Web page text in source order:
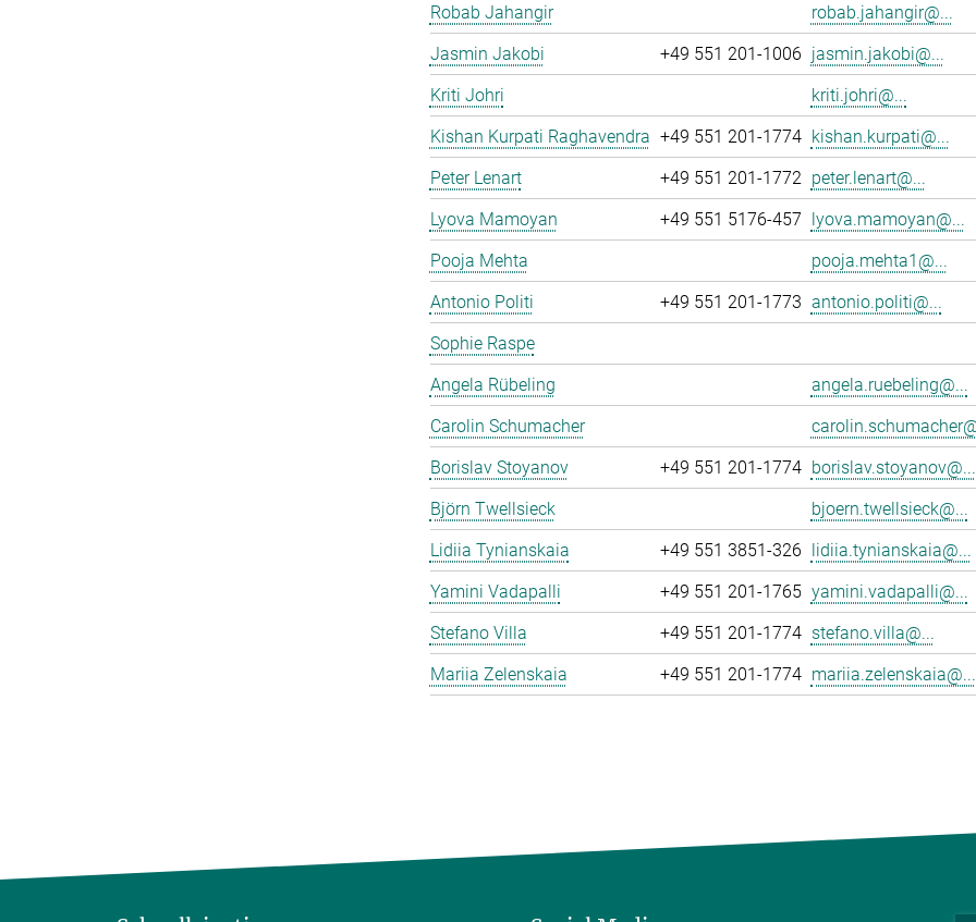
Robab Jahangir
robab.jahangir@...
Jasmin Jakobi
+49 551 201-1006 jasmin.jakobi@...
Kriti Johri
kriti.johri@...
Kishan Kurpati Raghavendra +49 551 201-1774 kishan.kurpati@...
Peter Lenart
+49 551 201-1772 peter.lenart@...
Lyova Mamoyan
+49 551 5176-457 lyova.mamoyan@...
Pooja Mehta
pooja.mehta1@...
Antonio Politi
+49 551 201-1773 antonio.politi@...
Sophie Raspe
Angela Rübeling
angela.ruebeling@...
Carolin Schumacher
Borislav Stoyanov
+49 551 201-1774 borislav.stoyanov@...
Björn Twellsieck
bjoern.twellsieck@...
Lidiia Tynianskaia
+49 551 3851-326 lidiia.tynianskaia@...
Yamini Vadapalli
+49 551 201-1765 yamini.vadapalli@...
Stefano Villa
+49 551 201-1774 stefano.villa@...
Mariia Zelenskaia
+49 551 201-1774 mariia.zelenskaia@...